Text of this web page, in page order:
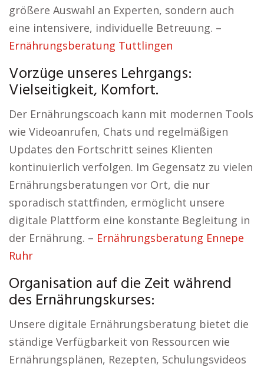
größere Auswahl an Experten, sondern auch
eine intensivere, individuelle Betreuung. –
Ernährungsberatung Tuttlingen
Vorzüge unseres Lehrgangs:
Vielseitigkeit, Komfort.
Der Ernährungscoach kann mit modernen Tools
wie Videoanrufen, Chats und regelmäßigen
Updates den Fortschritt seines Klienten
kontinuierlich verfolgen. Im Gegensatz zu vielen
Ernährungsberatungen vor Ort, die nur
sporadisch stattfinden, ermöglicht unsere
digitale Plattform eine konstante Begleitung in
der Ernährung. – Ernährungsberatung Ennepe
Ruhr
Organisation auf die Zeit während
des Ernährungskurses:
Unsere digitale Ernährungsberatung bietet die
ständige Verfügbarkeit von Ressourcen wie
Ernährungsplänen, Rezepten, Schulungsvideos